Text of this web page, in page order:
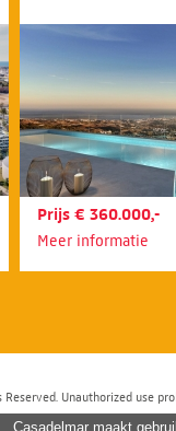
Prijs € 360.000,-
Meer informatie
Unauthorized use
Casadelmar maakt